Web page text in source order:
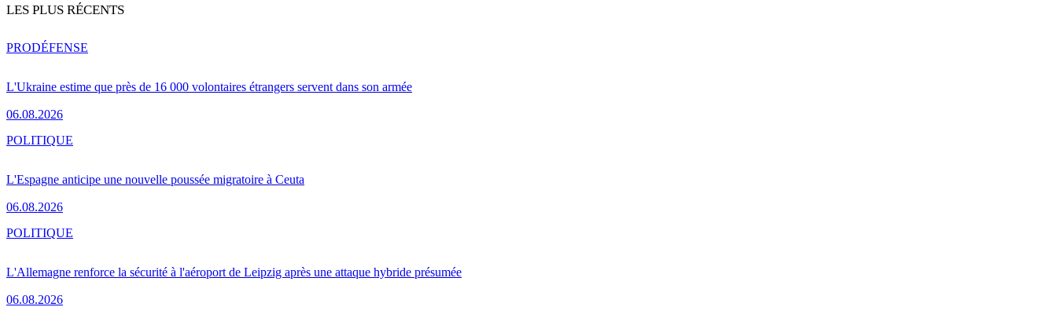
LES PLUS RÉCENTS
L'Ukraine estime que près de 16 000 volontaires étrangers servent dans son armée
06.08.2026
PRODÉFENSE
L'Espagne anticipe une nouvelle poussée migratoire à Ceuta
06.08.2026
POLITIQUE
L'Allemagne renforce la sécurité à l'aéroport de Leipzig après une attaque hybride présumée
06.08.2026
POLITIQUE